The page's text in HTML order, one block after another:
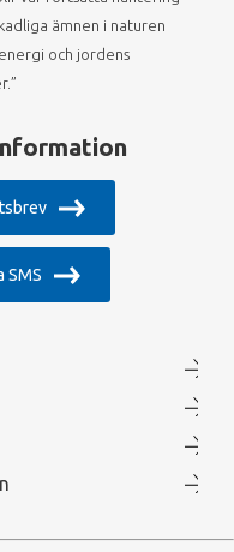
ämnen i naturen
och jordens
SMS